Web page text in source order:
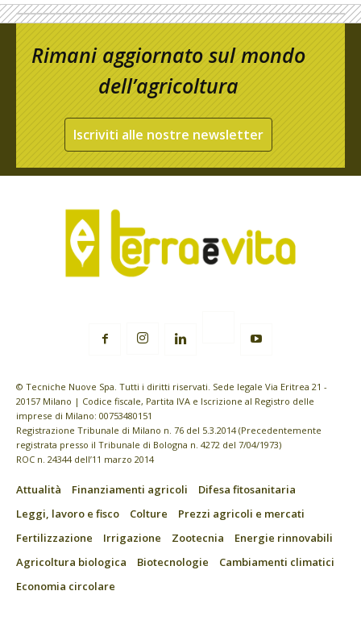
Rimani aggiornato sul mondo
dell’agricoltura
Iscriviti alle nostre newsletter
© Tecniche Nuove Spa. Tutti i diritti riservati. Sede legale Via Eritrea 21 -
20157 Milano | Codice fiscale, Partita IVA e Iscrizione al Registro delle
imprese di Milano: 00753480151
Registrazione Tribunale di Milano n. 76 del 5.3.2014 (Precedentemente
registrata presso il Tribunale di Bologna n. 4272 del 7/04/1973)
ROC n. 24344 dell’11 marzo 2014
Attualità Finanziamenti agricoli
Difesa fitosanitaria
Leggi, lavoro e fisco
Colture
Prezzi agricoli e mercati
Fertilizzazione
Irrigazione Zootecnia
Energie rinnovabili
Agricoltura biologica
Biotecnologie
Cambiamenti climatici
Economia circolare